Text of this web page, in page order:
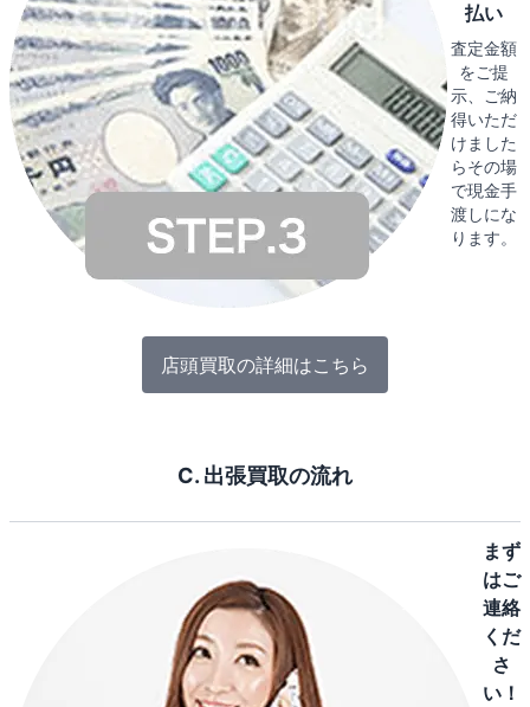
払い
査定金額
をご提
示、ご納
得いただ
けました
らその場
で現金手
渡しにな
ります。
店頭買取の詳細はこちら
C. 出張買取の流れ
まず
はご
連絡
くだ
さ
い！